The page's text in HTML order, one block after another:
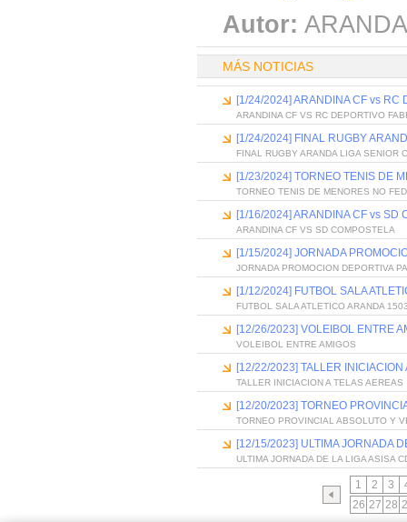
Autor:
MÁS NOTICIAS
[1/24/2024] ARANDINA CF vs RC
ARANDINA CF VS RC DEPORTIVO
[1/24/2024] FINAL RUGBY
FINAL RUGBY ARANDA LIGA SENIOR
[1/23/2024] TORNEO TENIS DE
TORNEO TENIS DE MENORES NO
[1/16/2024] ARANDINA CF vs SD
ARANDINA CF VS SD COMPOSTELA
[1/15/2024] JORNADA
JORNADA PROMOCION DEPORTIVA
[1/12/2024] FUTBOL SALA
FUTBOL SALA ATLETICO ARANDA
[12/26/2023] VOLEIBOL ENTRE
VOLEIBOL ENTRE AMIGOS
[12/22/2023] TALLER INICIACION
TALLER INICIACION A TELAS AEREAS
[12/20/2023] TORNEO
TORNEO PROVINCIAL ABSOLUTO Y
[12/15/2023] ULTIMA JORNADA
ULTIMA JORNADA DE LA LIGA ASISA
1 2 3
26 27 28